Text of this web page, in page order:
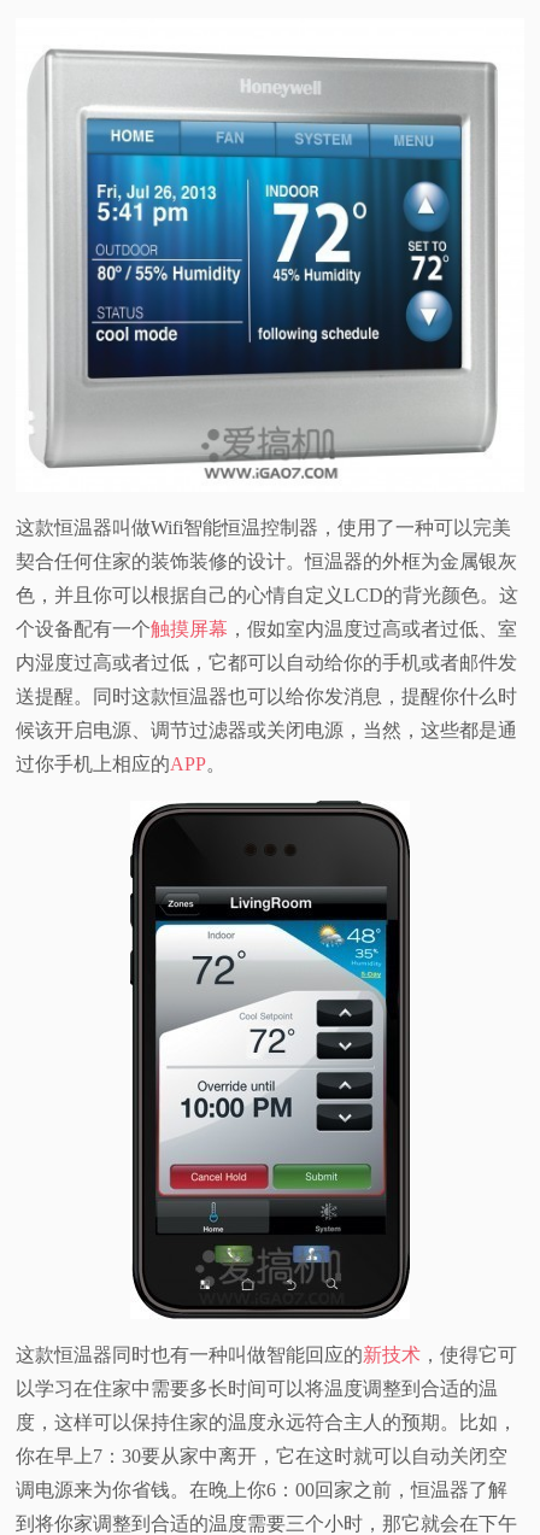
这款恒温器叫做Wifi智能恒温控制器，使用了一种可以完美
契合任何住家的装饰装修的设计。恒温器的外框为金属银灰
色，并且你可以根据自己的心情自定义LCD的背光颜色。这
个设备配有一个触摸屏幕 ，假如室内温度过高或者过低、室
内湿度过高或者过低，它都可以自动给你的手机或者邮件发
送提醒。同时这款恒温器也可以给你发消息，提醒你什么时
候该开启电源、调节过滤器或关闭电源，当然，这些都是通
过你手机上相应的APP。
这款恒温器同时也有一种叫做智能回应的新技术 ，使得它可
以学习在住家中需要多长时间可以将温度调整到合适的温
度，这样可以保持住家的温度永远符合主人的预期。比如，
你在早上7：30要从家中离开，它在这时就可以自动关闭空
调电源来为你省钱。在晚上你6：00回家之前，恒温器了解
到将你家调整到合适的温度需要三个小时，那它就会在下午